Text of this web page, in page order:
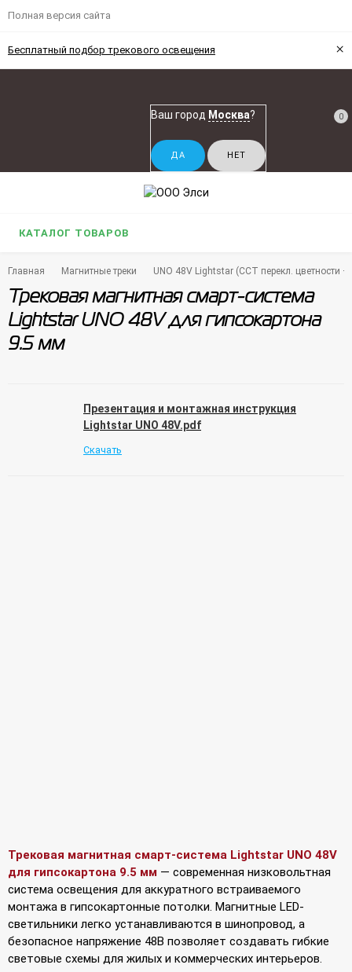
Полная версия сайта
Бесплатный подбор трекового освещения ×
Ваш город Москва? 0
КАТАЛОГ ТОВАРОВ
Главная Магнитные треки UNO 48V Lightstar (CCT перекл. цветности
Трековая магнитная смарт-система
Lightstar UNO 48V для гипсокартона
9.5 мм
Презентация и монтажная инструкция
Lightstar UNO 48V.pdf
Скачать
Трековая магнитная смарт-система Lightstar UNO 48V
для гипсокартона 9.5 мм — современная низковольтная
система освещения для аккуратного встраиваемого
монтажа в гипсокартонные потолки. Магнитные LED-
светильники легко устанавливаются в шинопровод, а
безопасное напряжение 48В позволяет создавать гибкие
световые схемы для жилых и коммерческих интерьеров.